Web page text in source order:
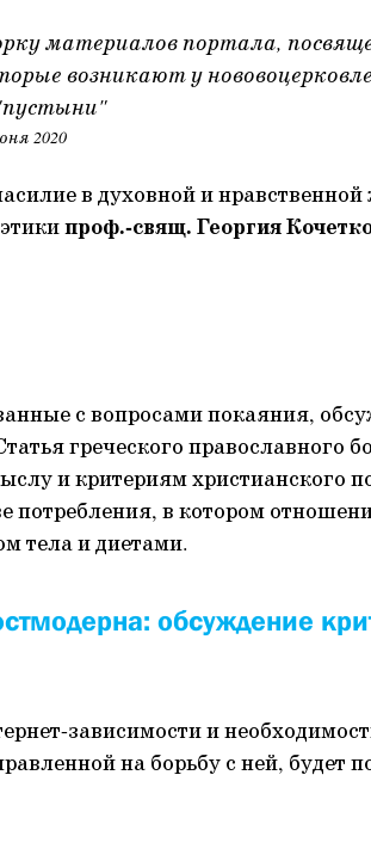
материалов портала,
возникают у
2020
в духовной и
проф.-свящ. Георгия
с вопросами покаяния,
греческого православного
и критериям христианского
потребления, в котором
тела и диетами.
обсуждение
зависимости и
на борьбу с ней, будет